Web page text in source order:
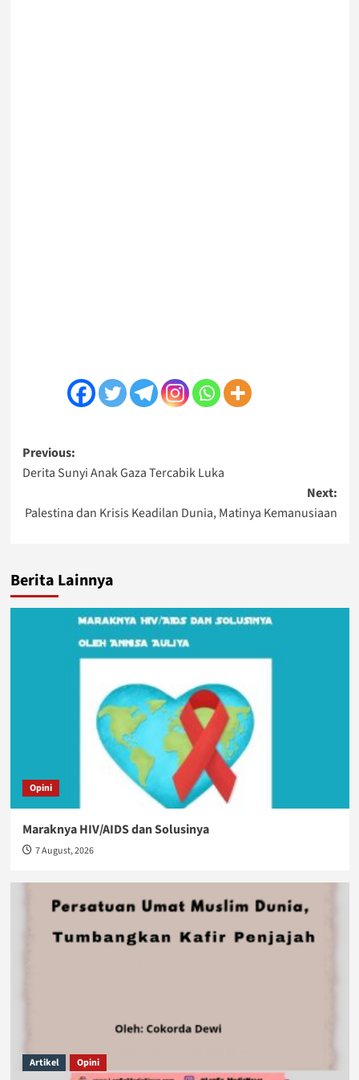
Post
navigation
Previous:
Derita Sunyi Anak Gaza Tercabik Luka
Next:
Palestina dan Krisis Keadilan Dunia, Matinya Kemanusiaan
Berita Lainnya
Opini
Maraknya HIV/AIDS dan Solusinya
7 August, 2026
Artikel Opini